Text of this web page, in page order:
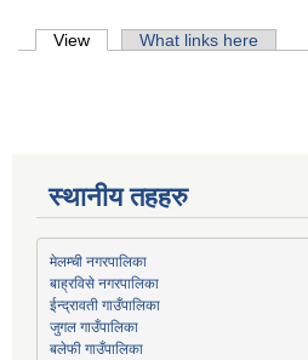
Primary tabs
View (active tab)What links here
स्थानीय तहहरु
मेलम्ची नगरपालिका
बाह्रविसे नगरपालिका
ईन्द्रावती गाउँपालिका
जुगल गाउँपालिका
बलेफी गाउँपालिका